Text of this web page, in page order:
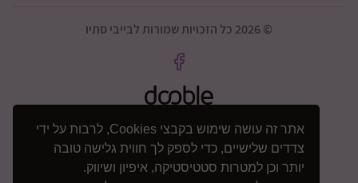
אתר זה עושה שימוש בקבצי Cookies, לרבות על ידי
צדדים שלישיים, כדי לספק לך חווית גלישה טובה
יותר וכן למטרות סטטיסטיקה, איפיון ושיווק.
© 2026 כל הזכויות שמורות לבייבי סתיו